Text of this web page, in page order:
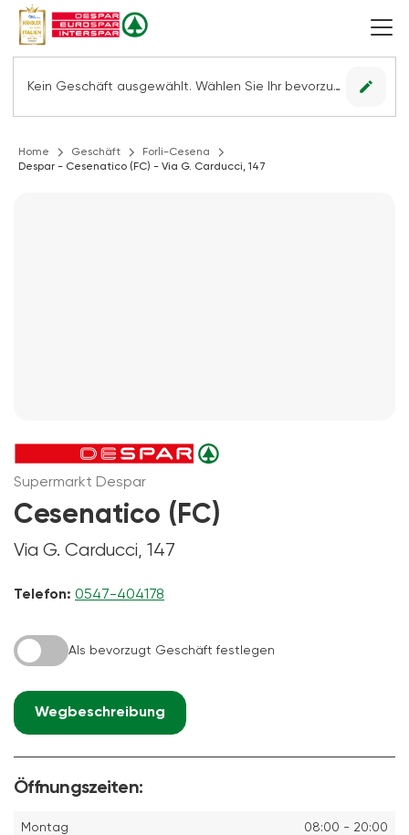
Kein Geschäft ausgewählt. Wählen Sie Ihr bevorzugtes Geschäft, um alle Angebote sehen zu können. edit
Home Geschäft
Forli-Cesena
Despar - Cesenatico (FC) - Via G. Carducci, 147
Supermarkt Despar
Cesenatico (FC)
Via G. Carducci, 147
Telefon: 0547-404178
Als bevorzugt Geschäft festlegen
Wegbeschreibung
Öffnungszeiten:
Montag 08:00 - 20:00